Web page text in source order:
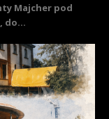
Majcher pod
do...